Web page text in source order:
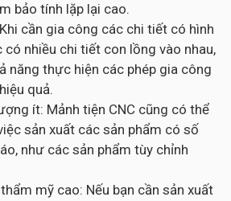
bảo tính lặp lại cao.
cần gia công các chi tiết có hình
nhiều chi tiết con lồng vào nhau,
năng thực hiện các phép gia công
quả.
ít: Mảnh tiện CNC cũng có thể
sản xuất các sản phẩm có số
như các sản phẩm tùy chỉnh
mỹ cao: Nếu bạn cần sản xuất